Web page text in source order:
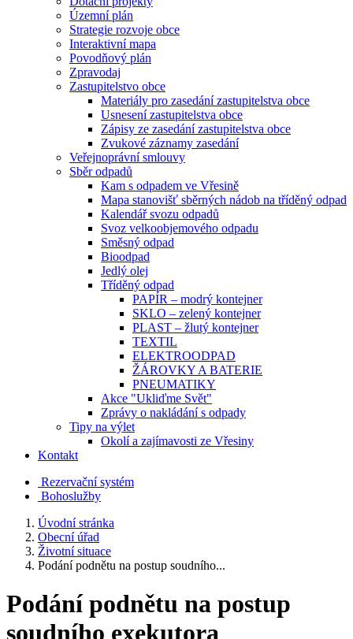
Územní plán
Strategie rozvoje obce
Interaktivní mapa
Povodňový plán
Zpravodaj
Zastupitelstvo obce
Materiály pro zasedání zastupitelstva obce
Usnesení zastupitelstva obce
Zápisy ze zasedání zastupitelstva obce
Zvukové záznamy zasedání
Veřejnoprávní smlouvy
Sběr odpadů
Kam s odpadem ve Vřesině
Mapa stanovišť sběrných nádob na tříděný odpad
Kalendář svozu odpadů
Svoz velkoobjemového odpadu
Směsný odpad
Bioodpad
Jedlý olej
Tříděný odpad
PAPÍR – modrý kontejner
SKLO – zelený kontejner
PLAST – žlutý kontejner
TEXTIL
ELEKTROODPAD
ŽÁROVKY A BATERIE
PNEUMATIKY
Akce "Ukliďme Svět"
Zprávy o nakládání s odpady
Tipy na výlet
Okolí a zajímavosti ze Vřesiny
Kontakt
Rezervační systém
Bohoslužby
Úvodní stránka
Obecní úřad
Životní situace
Podání podnětu na postup soudního...
Podání podnětu na postup
soudního exekutora